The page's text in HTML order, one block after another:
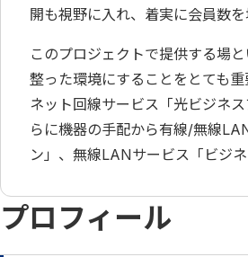
開も視野に入れ、着実に会員数
このプロジェクトで提供する場
整った環境にすることをとても
ネット回線サービス「光ビジネ
らに機器の手配から有線/無線
ン」、無線LANサービス「ビジネ
プロフィール